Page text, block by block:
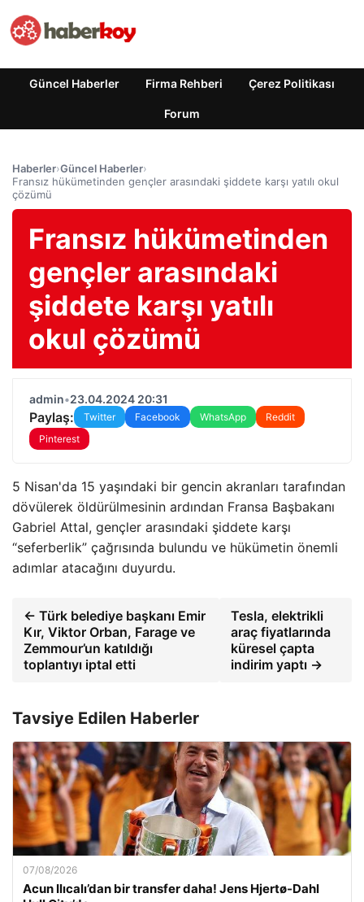
Güncel Haberler Firma Rehberi Çerez Politikası
Forum
Haberler›Güncel Haberler›
Fransız hükümetinden gençler arasındaki şiddete karşı yatılı okul
çözümü
Fransız hükümetinden
gençler arasındaki
şiddete karşı yatılı
okul çözümü
admin•23.04.2024 20:31
Paylaş: Twitter Facebook WhatsApp
Reddit
Pinterest
5 Nisan'da 15 yaşındaki bir gencin akranları tarafından
dövülerek öldürülmesinin ardından Fransa Başbakanı
Gabriel Attal, gençler arasındaki şiddete karşı
“seferberlik” çağrısında bulundu ve hükümetin önemli
adımlar atacağını duyurdu.
← Türk belediye başkanı Emir
Kır, Viktor Orban, Farage ve
Zemmour’un katıldığı
toplantıyı iptal etti
Tesla, elektrikli
araç fiyatlarında
küresel çapta
indirim yaptı →
Tavsiye Edilen Haberler
07/08/2026
Acun Ilıcalı’dan bir transfer daha! Jens Hjertø-Dahl